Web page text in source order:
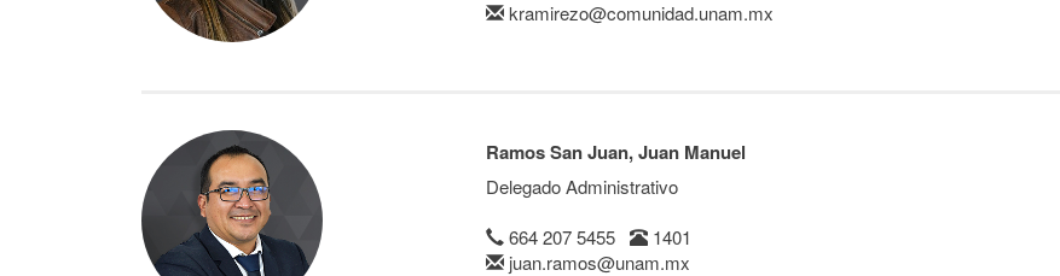
kramirezo@comunidad.unam.mx
Ramos San Juan, Juan Manuel
Delegado Administrativo
664 207 5455
1401
juan.ramos@unam.mx